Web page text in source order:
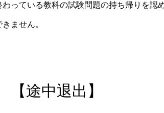
っている教科の試験問題の持ち帰りを認め
ません。
【途中退出】